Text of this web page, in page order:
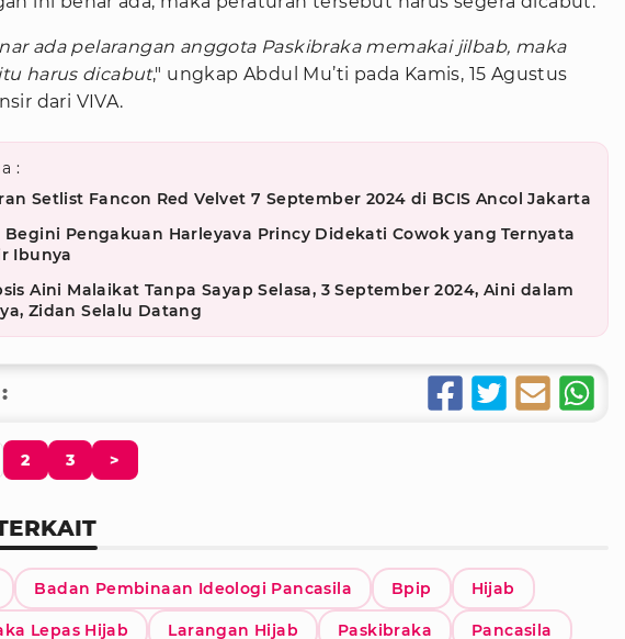
ada pelarangan anggota Paskibraka memakai jilbab, maka
harus dicabut," ungkap Abdul Mu’ti pada Kamis, 15 Agustus
dari VIVA.
:
Setlist Fancon Red Velvet 7 September 2024 di BCIS Ancol Jakarta
Begini Pengakuan Harleyava Princy Didekati Cowok yang Ternyata
Ibunya
Aini Malaikat Tanpa Sayap Selasa, 3 September 2024, Aini dalam
Zidan Selalu Datang
2 3 >
Badan Pembinaan Ideologi Pancasila Bpip Hijab
Lepas Hijab Larangan Hijab Paskibraka Pancasila